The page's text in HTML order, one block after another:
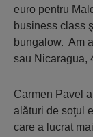
euro pentru
business class
bungalow. Am
sau Nicaragua,
Carmen Pavel
alături de soţul
care a lucrat